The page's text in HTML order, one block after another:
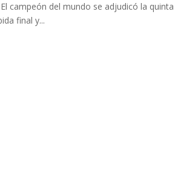
campeón del mundo se adjudicó la
final y...